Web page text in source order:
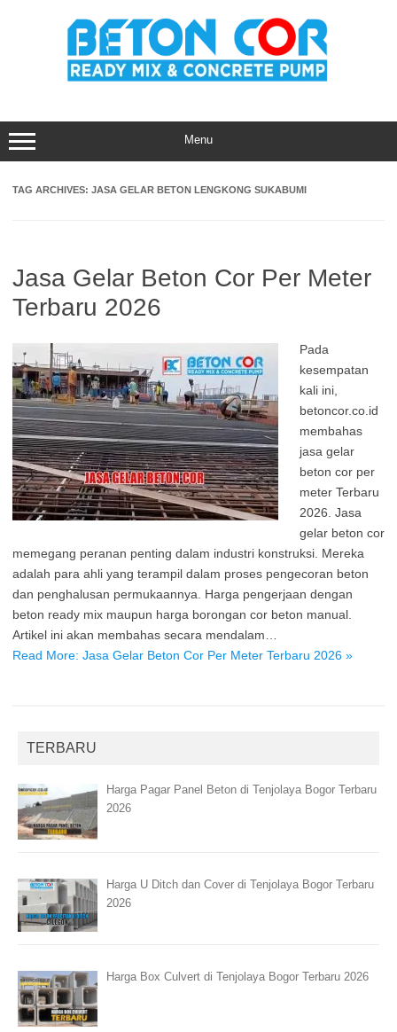
Menu
TAG ARCHIVES: JASA GELAR BETON LENGKONG SUKABUMI
Jasa Gelar Beton Cor Per Meter
Terbaru 2026
Pada
kesempatan
kali ini,
betoncor.co.id
membahas
jasa gelar
beton cor per
meter Terbaru
2026. Jasa
gelar beton cor
memegang peranan penting dalam industri konstruksi. Mereka
adalah para ahli yang terampil dalam proses pengecoran beton
dan penghalusan permukaannya. Harga pengerjaan dengan
beton ready mix maupun harga borongan cor beton manual.
Artikel ini akan membahas secara mendalam…
Read More: Jasa Gelar Beton Cor Per Meter Terbaru 2026 »
TERBARU
Harga Pagar Panel Beton di Tenjolaya Bogor Terbaru
2026
Harga U Ditch dan Cover di Tenjolaya Bogor Terbaru
2026
Harga Box Culvert di Tenjolaya Bogor Terbaru 2026